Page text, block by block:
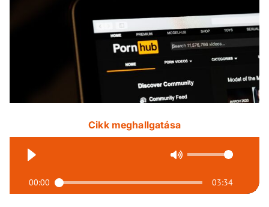
Cikk meghallgatása
00:00 03:34